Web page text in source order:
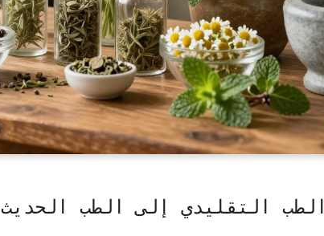
التقليدي إلى الطب الحديث